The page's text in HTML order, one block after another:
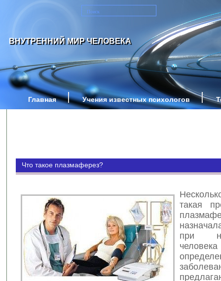
ВНУТРЕННИЙ МИР ЧЕЛОВЕКА
Главная Учения известных психологов
Что такое плазмаферез?
такая
при
человека